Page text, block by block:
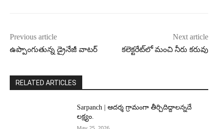
Previous article
ఉప్పొంగుతున్న డ్రైనేజీ వాట‌ర్‌
Next article
కలెక్టరేట్‌లో మంచి నీరు కరువు
RELATED ARTICLES
Sarpanch | ఆదర్శ గ్రామంగా తీర్చిదిద్దాలన్నదే
లక్ష్యం.